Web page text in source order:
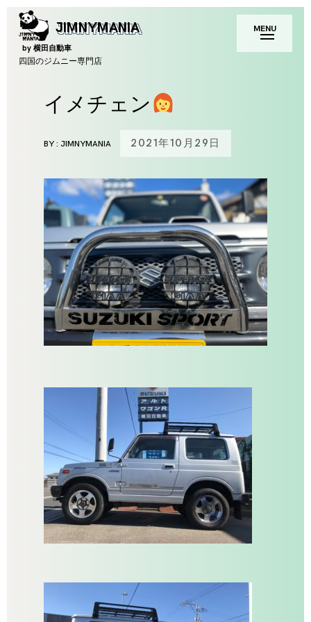
Skip
to
content
JIMNYMANIA
by 横田自動車
四国のジムニー専門店
toggle
open/close
sidebar
MENU
イメチェン
BY : JIMNYMANIA 2021年10月29日